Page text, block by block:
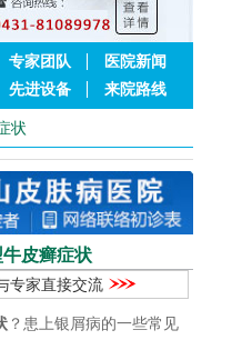
专家团队
医院新闻
先进设备 来院路线
状
皮癣症状
专家直接交流
？患上银屑病的一些常见